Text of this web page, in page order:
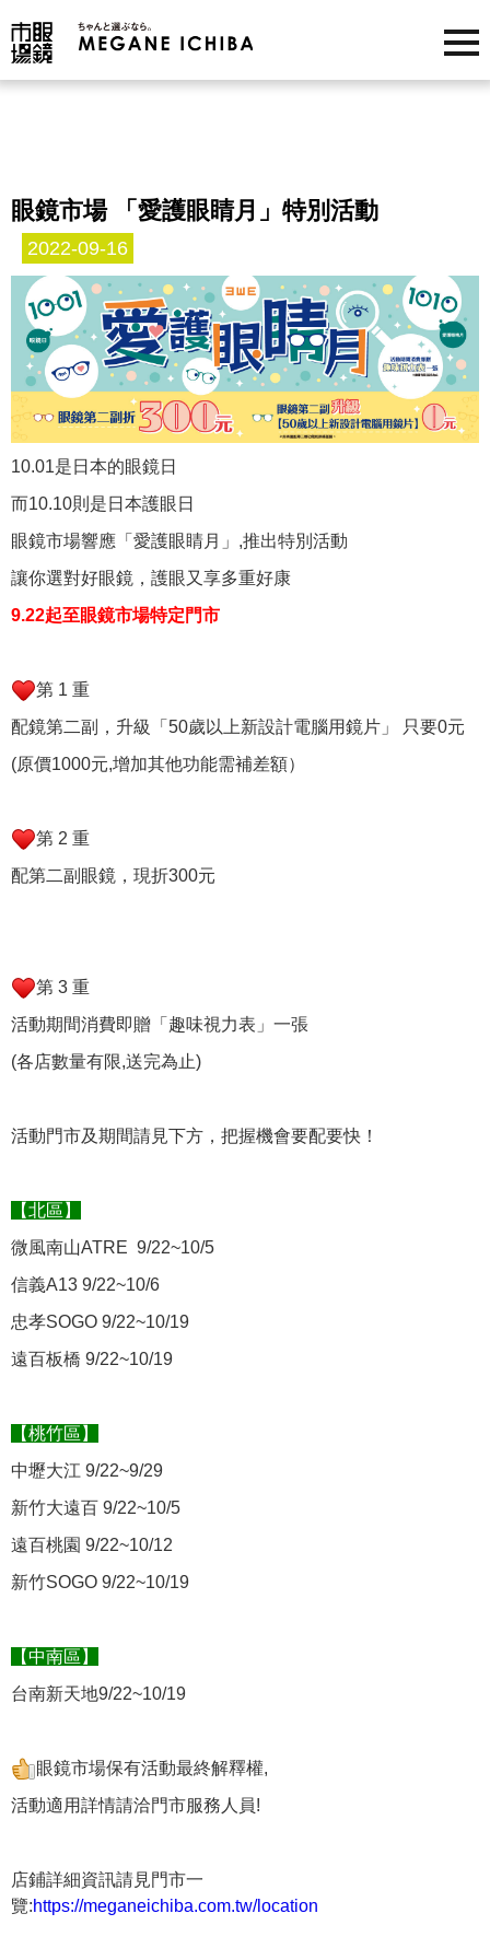
眼鏡市場 「愛護眼睛月」特別活動
2022-09-16
10.01是日本的眼鏡日
而10.10則是日本護眼日
眼鏡市場響應「愛護眼睛月」,推出特別活動
讓你選對好眼鏡，護眼又享多重好康
9.22起至眼鏡市場特定門市
第 1 重
配鏡第二副，升級「50歲以上新設計電腦用鏡片」 只要0元
(原價1000元,增加其他功能需補差額）
第 2 重
配第二副眼鏡，現折300元
第 3 重
活動期間消費即贈「趣味視力表」一張
(各店數量有限,送完為止)
活動門市及期間請見下方，把握機會要配要快！
【北區】
微風南山ATRE 9/22~10/5
信義A13 9/22~10/6
忠孝SOGO 9/22~10/19
遠百板橋 9/22~10/19
【桃竹區】
中壢大江 9/22~9/29
新竹大遠百 9/22~10/5
遠百桃園 9/22~10/12
新竹SOGO 9/22~10/19
【中南區】
台南新天地9/22~10/19
眼鏡市場保有活動最終解釋權,
活動適用詳情請洽門市服務人員!
店鋪詳細資訊請見門市一
覽:https://meganeichiba.com.tw/location